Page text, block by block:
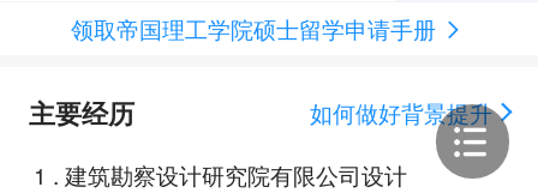
领取帝国理工学院硕士留学申请手册
主要经历
如何做好背景提升
1 . 建筑勘察设计研究院有限公司设计